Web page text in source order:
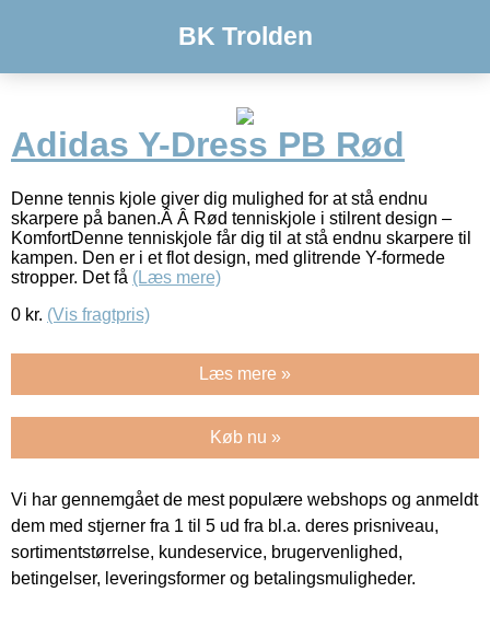
BK Trolden
Adidas Y-Dress PB Rød
Denne tennis kjole giver dig mulighed for at stå endnu
skarpere på banen.Â Â Rød tenniskjole i stilrent design –
KomfortDenne tenniskjole får dig til at stå endnu skarpere til
kampen. Den er i et flot design, med glitrende Y-formede
stropper. Det få (Læs mere)
0 kr. (Vis fragtpris)
Læs mere »
Køb nu »
Vi har gennemgået de mest populære webshops og anmeldt
dem med stjerner fra 1 til 5 ud fra bl.a. deres prisniveau,
sortimentstørrelse, kundeservice, brugervenlighed,
betingelser, leveringsformer og betalingsmuligheder.